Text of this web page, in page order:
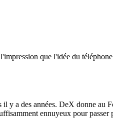
que l'idée du
y a des années. DeX donne au
ennuyeux pour